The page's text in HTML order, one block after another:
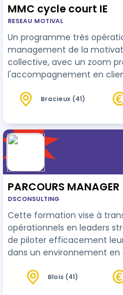
MMC cycle court IE
RESEAU MOTIVAL
Un programme très
management de la
collective, avec un zoom
l'accompagnement en
d'appui du manager
posture et de manières, de
Bracieux (41)
PARCOURS MANAGER
DSCONSULTING
Cette formation vise à
opérationnels en leaders
de piloter efficacement
dans un environnement
pratiques et retour
Blois (41)